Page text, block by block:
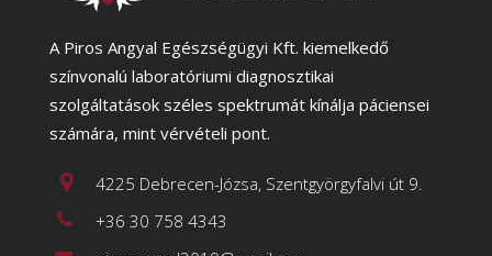
A Piros Angyal Egészségügyi Kft. kiemelkedő
színvonalú laboratóriumi diagnosztikai
szolgáltatások széles spektrumát kínálja páciensei
számára, mint vérvételi pont.
4225 Debrecen-Józsa, Szentgyörgyfalvi út 9.
+36 30 758 4343